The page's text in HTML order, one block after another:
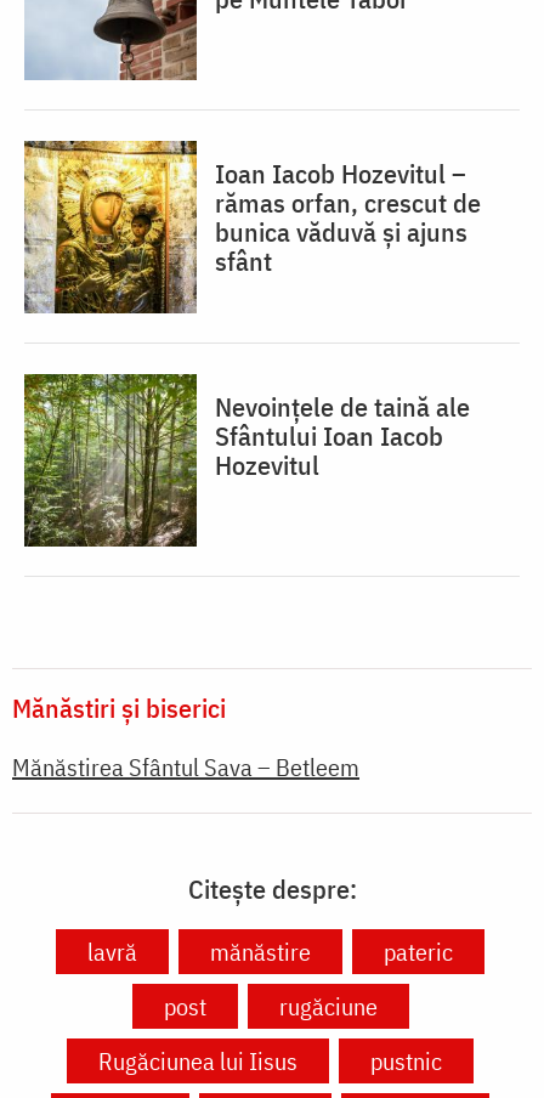
Ioan Iacob Hozevitul –
rămas orfan, crescut de
bunica văduvă și ajuns
sfânt
Nevoințele de taină ale
Sfântului Ioan Iacob
Hozevitul
Mănăstiri și biserici
Mănăstirea Sfântul Sava – Betleem
Citește despre:
lavră mănăstire
pateric
post
rugăciune
Rugăciunea lui Iisus
pustnic